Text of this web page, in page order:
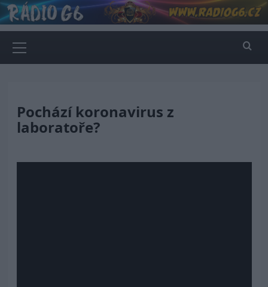
Skip
to
content
Menu
Pochází koronavirus z
laboratoře?